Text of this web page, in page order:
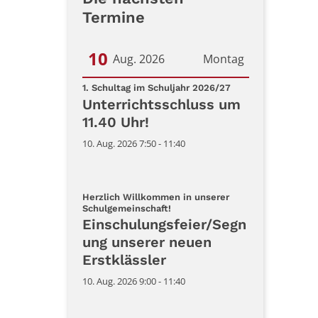
Termine
Montag
10 Aug. 2026
Datum: 10. August 2026
1. Schultag im Schuljahr 2026/27:
Unterrichtsschluss um
11.40 Uhr!
10. Aug. 2026 7:50 - 11:40
Herzlich Willkommen in unserer
Schulgemeinschaft!
Einschulungsfeier/Segn
ung unserer neuen
Erstklässler
10. Aug. 2026 9:00 - 11:40